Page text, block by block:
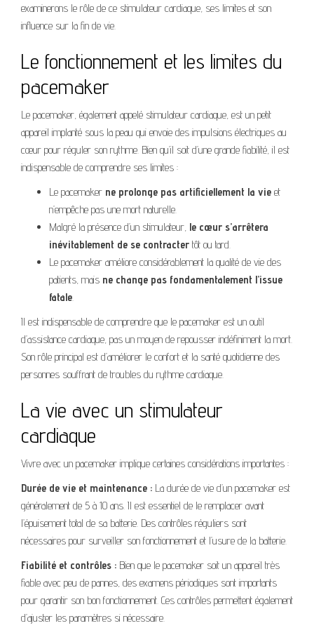
examinerons le rôle de ce stimulateur cardiaque, ses limites et son
influence sur la fin de vie.
Le fonctionnement et les limites du
pacemaker
Le pacemaker, également appelé stimulateur cardiaque, est un petit
appareil implanté sous la peau qui envoie des impulsions électriques au
cœur pour réguler son rythme. Bien qu’il soit d’une grande fiabilité, il est
indispensable de comprendre ses limites :
Le pacemaker ne prolonge pas artificiellement la vie et
n’empêche pas une mort naturelle.
Malgré la présence d’un stimulateur, le cœur s’arrêtera
inévitablement de se contracter tôt ou tard.
Le pacemaker améliore considérablement la qualité de vie des
patients, mais ne change pas fondamentalement l’issue
fatale.
Il est indispensable de comprendre que le pacemaker est un outil
d’assistance cardiaque, pas un moyen de repousser indéfiniment la mort.
Son rôle principal est d’améliorer le confort et la santé quotidienne des
personnes souffrant de troubles du rythme cardiaque.
La vie avec un stimulateur
cardiaque
Vivre avec un pacemaker implique certaines considérations importantes :
Durée de vie et maintenance : La durée de vie d’un pacemaker est
généralement de 5 à 10 ans. Il est essentiel de le remplacer avant
l’épuisement total de sa batterie. Des contrôles réguliers sont
nécessaires pour surveiller son fonctionnement et l’usure de la batterie.
Fiabilité et contrôles : Bien que le pacemaker soit un appareil très
fiable avec peu de pannes, des examens périodiques sont importants
pour garantir son bon fonctionnement. Ces contrôles permettent également
d’ajuster les paramètres si nécessaire.